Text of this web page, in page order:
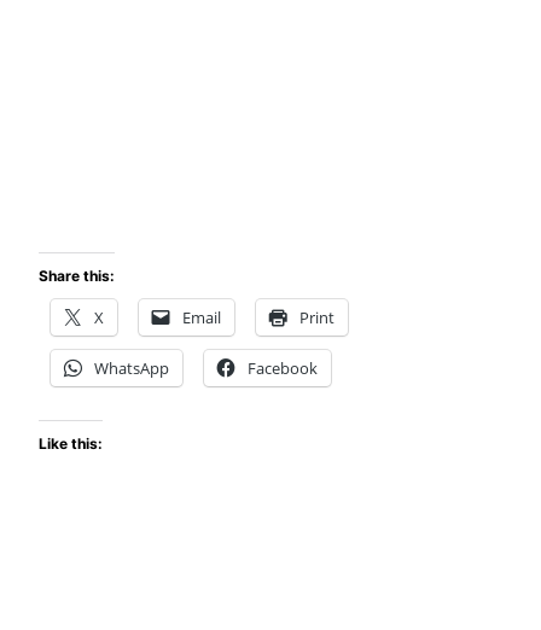
Share this:
X Email Print
WhatsApp Facebook
Like this: